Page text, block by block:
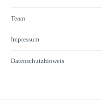
Team
Impressum
Datenschutzhinweis